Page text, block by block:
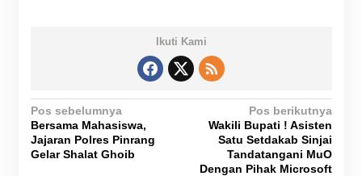
Ikuti Kami
N
a
v
Pos sebelumnya
Bersama Mahasiswa,
Jajaran Polres Pinrang
Gelar Shalat Ghoib
Pos berikutnya
Wakili Bupati ! Asisten
Satu Setdakab Sinjai
Tandatangani MuO
Dengan Pihak Microsoft